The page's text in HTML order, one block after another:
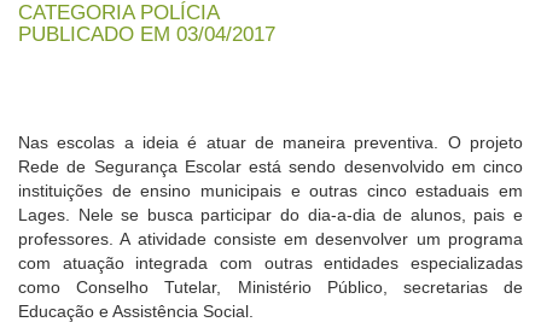
CATEGORIA POLÍCIA
PUBLICADO EM 03/04/2017
Nas escolas a ideia é atuar de maneira preventiva. O projeto
Rede de Segurança Escolar está sendo desenvolvido em cinco
instituições de ensino municipais e outras cinco estaduais em
Lages. Nele se busca participar do dia-a-dia de alunos, pais e
professores. A atividade consiste em desenvolver um programa
com atuação integrada com outras entidades especializadas
como Conselho Tutelar, Ministério Público, secretarias de
Educação e Assistência Social.